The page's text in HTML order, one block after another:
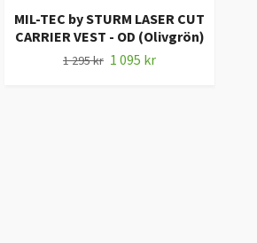
MIL-TEC by STURM LASER CUT
CARRIER VEST - OD (Olivgrön)
1 295 kr 1 095 kr